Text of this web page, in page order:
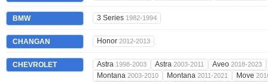
BMW 3 Series 1982-1994
CHANGAN Honor 2012-2013
CHEVROLET Astra 1998-2003 Astra 2003-2011 Aveo 2018-2023
Montana 2003-2010 Montana 2011-2021 Move